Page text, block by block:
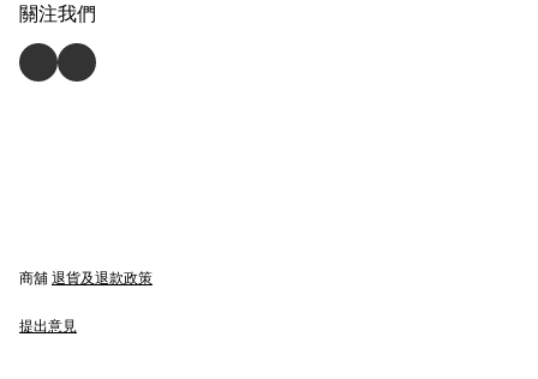
關注我們
商舖 退貨及退款政策
提出意見